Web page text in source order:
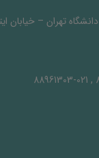
تهران – خيابان